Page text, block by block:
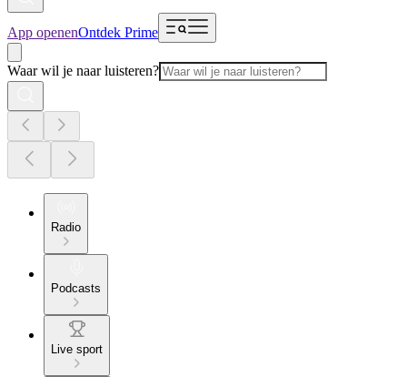
App openenOntdek Prime
Waar wil je naar luisteren?
Radio
Podcasts
Live sport